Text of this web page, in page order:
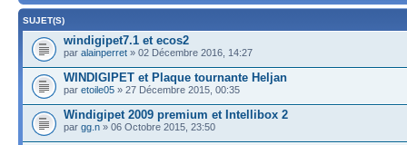
SUJET(S)
windigipet7.1 et ecos2
par alainperret » 02 Décembre 2016, 14:27
WINDIGIPET et Plaque tournante Heljan
par etoile05 » 27 Décembre 2015, 00:35
Windigipet 2009 premium et Intellibox 2
par gg.n » 06 Octobre 2015, 23:50